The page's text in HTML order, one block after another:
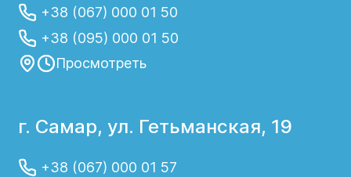
+38 (067) 000 01 50
+38 (095) 000 01 50
Просмотреть
г. Самар, ул. Гетьманская, 19
+38 (067) 000 01 57